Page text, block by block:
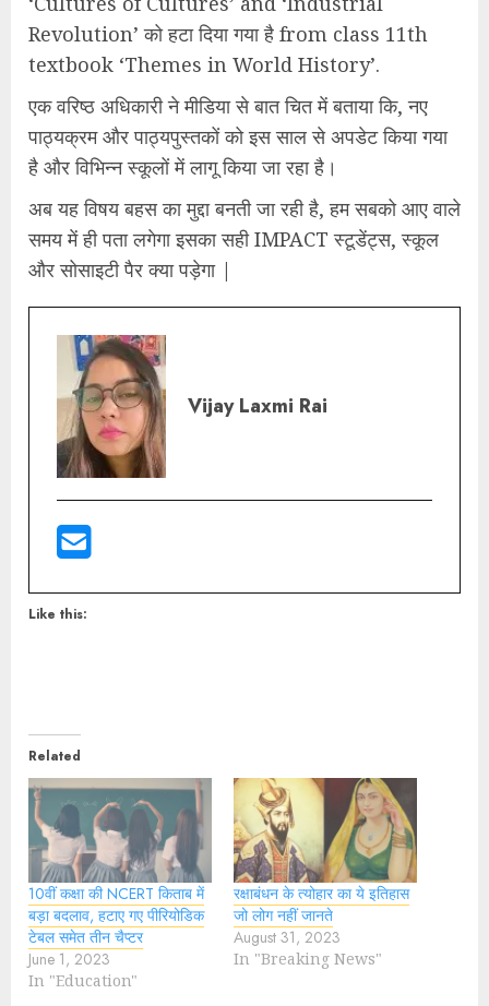
Revolution’ को हटा दिया गया है from class 11th
textbook ‘Themes in World History’.
एक वरिष्ठ अधिकारी ने मीडिया से बात चित में बताया कि, नए
पाठ्यक्रम और पाठ्यपुस्तकों को इस साल से अपडेट किया गया
है और विभिन्न स्कूलों में लागू किया जा रहा है।
अब यह विषय बहस का मुद्दा बनती जा रही है, हम सबको आए वाले
समय में ही पता लगेगा इसका सही IMPACT स्टूडेंट्स, स्कूल
और सोसाइटी पैर क्या पड़ेगा |
Vijay Laxmi Rai
Like this:
Related
10वीं कक्षा की NCERT किताब में
बड़ा बदलाव, हटाए गए पीरियोडिक
टेबल समेत तीन चैप्टर
June 1, 2023
In "Education"
रक्षाबंधन के त्योहार का ये इतिहास
जो लोग नहीं जानते
August 31, 2023
In "Breaking News"